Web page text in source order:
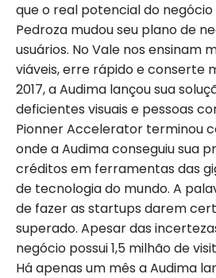
que o real potencial do
Pedroza mudou seu plano de
usuários. No Vale nos ensinam
viáveis, erre rápido e conserte
2017, a Audima lançou sua
deficientes visuais e pessoas
Pionner Accelerator terminou
onde a Audima conseguiu sua
créditos em ferramentas das
de tecnologia do mundo. A
de fazer as startups darem
superado. Apesar das
negócio possui 1,5 milhão de
Há apenas um mês a Audima